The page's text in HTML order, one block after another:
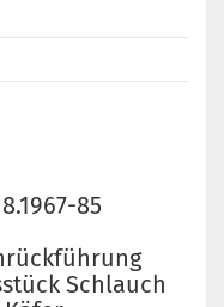
85
Schlauch